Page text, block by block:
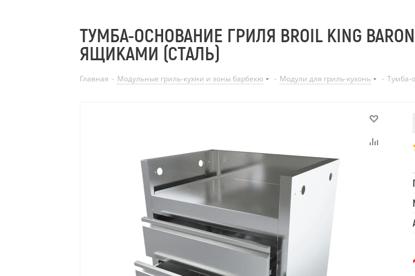
ТУМБА-ОСНОВАНИЕ ГРИЛЯ BROIL KING
ЯЩИКАМИ (СТАЛЬ)
Главная - Модульные гриль-кухни и зоны барбекю - Модули для гриль-кухонь - Тумба-